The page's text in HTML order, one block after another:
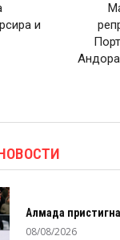
и
Алмада
08/08/2026